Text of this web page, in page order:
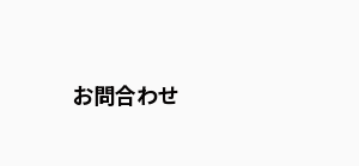
お問合わせ